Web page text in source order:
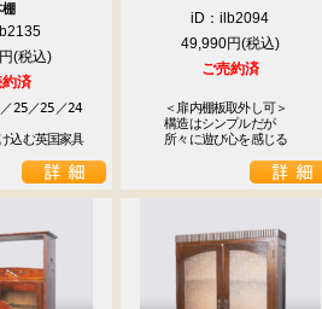
棚
約済
25／25／24
込む英国家具
iD：ilb2094
49,990円
ご売約済
＜扉内棚板取外し可＞
構造はシンプルだが
所々に遊び心を感じる